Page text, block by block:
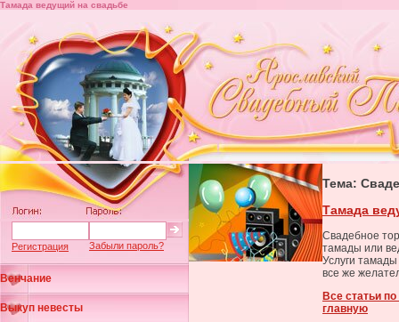
Тамада ведущий на свадьбе
Регистрация Забыли пароль?
Венчание
Выкуп невесты
Тема:
Тамада
Свадебное
тамады или
Услуги
все же
Все статьи
главную